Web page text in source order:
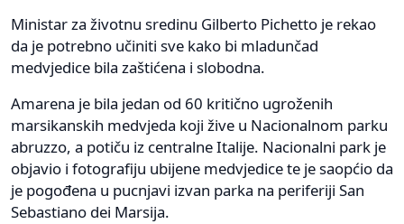
Ministar za životnu sredinu Gilberto Pichetto je rekao
da je potrebno učiniti sve kako bi mladunčad
medvjedice bila zaštićena i slobodna.
Amarena je bila jedan od 60 kritično ugroženih
marsikanskih medvjeda koji žive u Nacionalnom parku
abruzzo, a potiču iz centralne Italije. Nacionalni park je
objavio i fotografiju ubijene medvjedice te je saopćio da
je pogođena u pucnjavi izvan parka na periferiji San
Sebastiano dei Marsija.